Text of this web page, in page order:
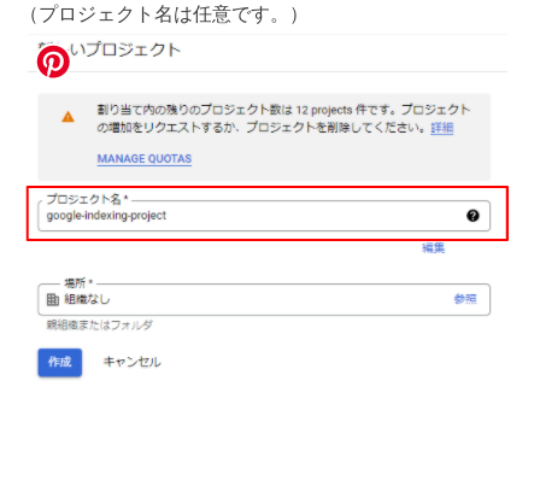
（プロジェクト名は任意です。）